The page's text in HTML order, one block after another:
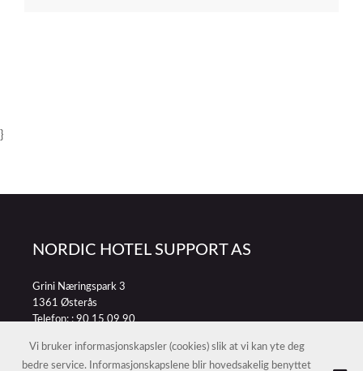
}
NORDIC HOTEL SUPPORT AS
Grini Næringspark 3
1361 Østerås
Telefon: :90 15 09 90
Vi bruker informasjonskapsler (cookies) slik at vi kan yte deg
bedre service. Informasjonskapslene blir hovedsakelig benyttet